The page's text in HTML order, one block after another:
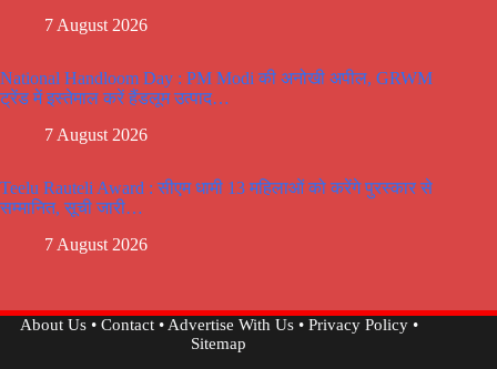
7 August 2026
National Handloom Day : PM Modi की अनोखी अपील, GRWM
ट्रेंड में इस्तेमाल करें हैंडलूम उत्पाद…
7 August 2026
Teelu Rauteli Award : सीएम धामी 13 महिलाओं को करेंगे पुरस्कार से
सम्मानित, सूची जारी…
7 August 2026
About Us• Contact•Advertise With Us• Privacy Policy•
Sitemap